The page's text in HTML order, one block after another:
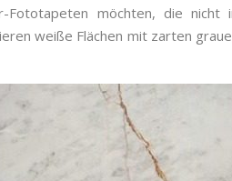
Fototapeten möchten, die
weiße Flächen mit zarten